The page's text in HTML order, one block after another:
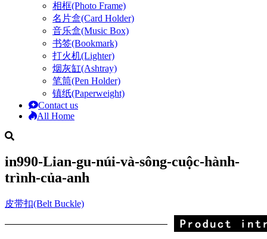
相框(Photo Frame)
名片盒(Card Holder)
音乐盒(Music Box)
书签(Bookmark)
打火机(Lighter)
烟灰缸(Ashtray)
笔筒(Pen Holder)
镇纸(Paperweight)
Contact us
All Home
in990-Lian-gu-núi-và-sông-cuộc-hành-
trình-của-anh
皮带扣(Belt Buckle)